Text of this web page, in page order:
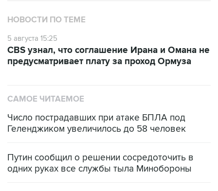
НОВОСТИ ПО ТЕМЕ
5 августа 15:25
CBS узнал, что соглашение Ирана и Омана не
предусматривает плату за проход Ормуза
САМОЕ ЧИТАЕМОЕ
Число пострадавших при атаке БПЛА под
Геленджиком увеличилось до 58 человек
Путин сообщил о решении сосредоточить в
одних руках все службы тыла Минобороны